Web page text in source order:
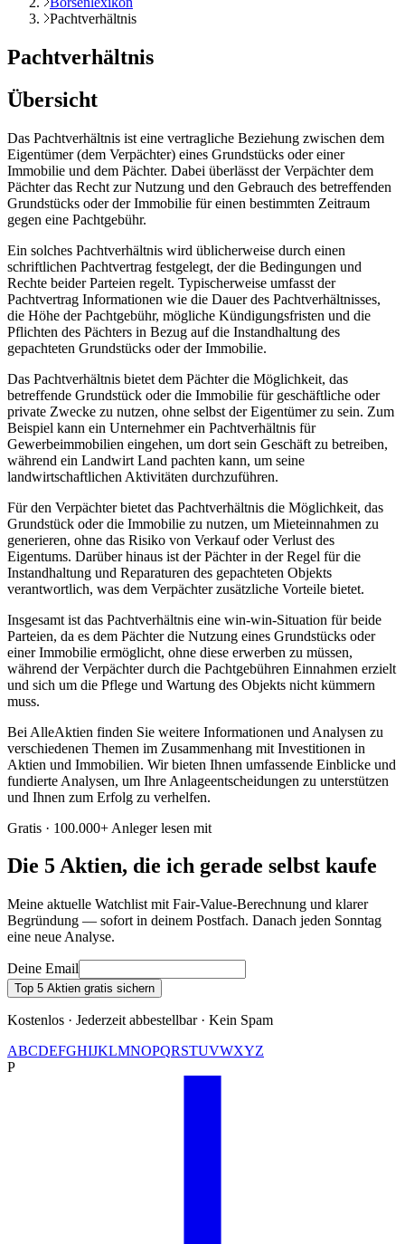
Pachtverhältnis
Pachtverhältnis
Übersicht
Das Pachtverhältnis ist eine vertragliche Beziehung zwischen dem
Eigentümer (dem Verpächter) eines Grundstücks oder einer
Immobilie und dem Pächter. Dabei überlässt der Verpächter dem
Pächter das Recht zur Nutzung und den Gebrauch des betreffenden
Grundstücks oder der Immobilie für einen bestimmten Zeitraum
gegen eine Pachtgebühr.
Ein solches Pachtverhältnis wird üblicherweise durch einen
schriftlichen Pachtvertrag festgelegt, der die Bedingungen und
Rechte beider Parteien regelt. Typischerweise umfasst der
Pachtvertrag Informationen wie die Dauer des Pachtverhältnisses,
die Höhe der Pachtgebühr, mögliche Kündigungsfristen und die
Pflichten des Pächters in Bezug auf die Instandhaltung des
gepachteten Grundstücks oder der Immobilie.
Das Pachtverhältnis bietet dem Pächter die Möglichkeit, das
betreffende Grundstück oder die Immobilie für geschäftliche oder
private Zwecke zu nutzen, ohne selbst der Eigentümer zu sein. Zum
Beispiel kann ein Unternehmer ein Pachtverhältnis für
Gewerbeimmobilien eingehen, um dort sein Geschäft zu betreiben,
während ein Landwirt Land pachten kann, um seine
landwirtschaftlichen Aktivitäten durchzuführen.
Für den Verpächter bietet das Pachtverhältnis die Möglichkeit, das
Grundstück oder die Immobilie zu nutzen, um Mieteinnahmen zu
generieren, ohne das Risiko von Verkauf oder Verlust des
Eigentums. Darüber hinaus ist der Pächter in der Regel für die
Instandhaltung und Reparaturen des gepachteten Objekts
verantwortlich, was dem Verpächter zusätzliche Vorteile bietet.
Insgesamt ist das Pachtverhältnis eine win-win-Situation für beide
Parteien, da es dem Pächter die Nutzung eines Grundstücks oder
einer Immobilie ermöglicht, ohne diese erwerben zu müssen,
während der Verpächter durch die Pachtgebühren Einnahmen erzielt
und sich um die Pflege und Wartung des Objekts nicht kümmern
muss.
Bei AlleAktien finden Sie weitere Informationen und Analysen zu
verschiedenen Themen im Zusammenhang mit Investitionen in
Aktien und Immobilien. Wir bieten Ihnen umfassende Einblicke und
fundierte Analysen, um Ihre Anlageentscheidungen zu unterstützen
und Ihnen zum Erfolg zu verhelfen.
Gratis · 100.000+ Anleger lesen mit
Die 5 Aktien, die ich gerade selbst kaufe
Meine aktuelle Watchlist mit Fair-Value-Berechnung und klarer
Begründung — sofort in deinem Postfach. Danach jeden Sonntag
eine neue Analyse.
Deine Email
Top 5 Aktien gratis sichern
Kostenlos · Jederzeit abbestellbar · Kein Spam
ABCDEFGHIJKLMNOPQRSTUVWXYZ
P